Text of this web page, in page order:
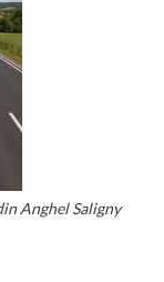
Anghel Saligny